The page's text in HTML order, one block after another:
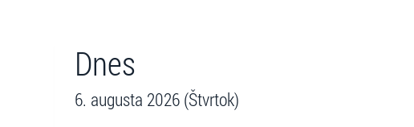
Dnes
6. augusta 2026 (Štvrtok)